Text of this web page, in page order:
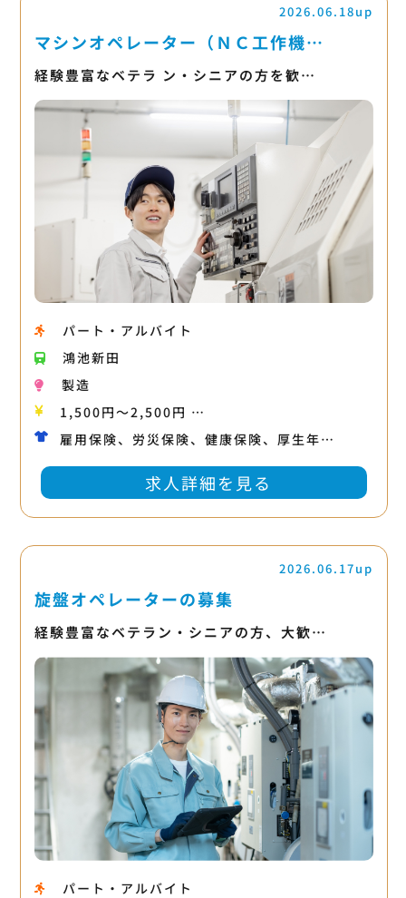
2026.06.18up
マシンオペレーター（ＮＣ工作機…
経験豊富なベテラ ン・シニアの方を歓…
パート・アルバイト
鴻池新田
製造
1,500円〜2,500円 …
雇用保険、労災保険、健康保険、厚生年…
求人詳細を見る
2026.06.17up
旋盤オペレーターの募集
経験豊富なベテラン・シニアの方、大歓…
パート・アルバイト